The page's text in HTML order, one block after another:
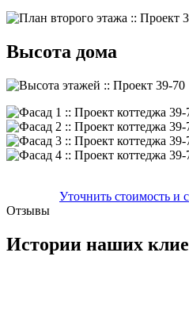
Высота дома
Уточнить стоимость и
Отзывы
Истории наших